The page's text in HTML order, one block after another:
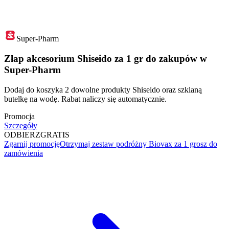
Super-Pharm
Złap akcesorium Shiseido za 1 gr do zakupów w
Super-Pharm
Dodaj do koszyka 2 dowolne produkty Shiseido oraz szklaną
butelkę na wodę. Rabat naliczy się automatycznie.
Promocja
Szczegóły
ODBIERZGRATIS
Zgarnij promocjęOtrzymaj zestaw podróżny Biovax za 1 grosz do
zamówienia